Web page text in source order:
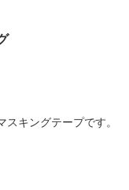
キングテープです。